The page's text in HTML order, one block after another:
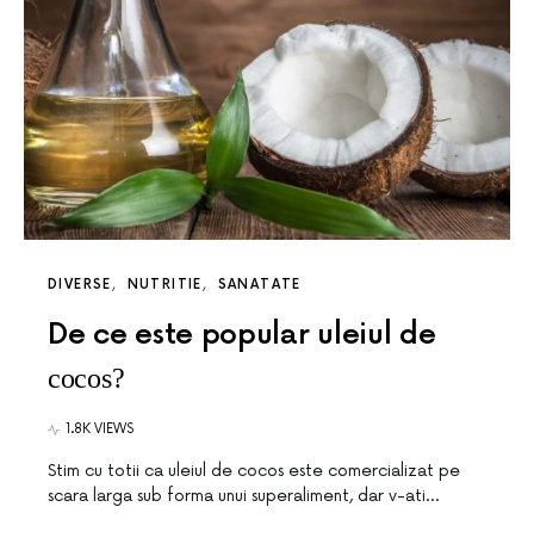
DIVERSE NUTRITIE SANATATE
De ce este popular uleiul de
cocos?
1.8K VIEWS
Stim cu totii ca uleiul de cocos este comercializat pe
scara larga sub forma unui superaliment, dar v-ati…